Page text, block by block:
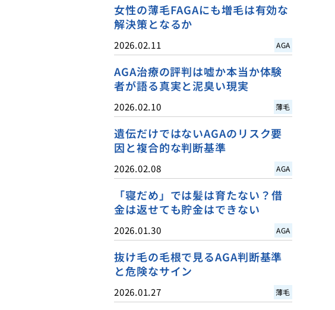
女性の薄毛FAGAにも増毛は有効な
解決策となるか
2026.02.11 AGA
AGA治療の評判は嘘か本当か体験
者が語る真実と泥臭い現実
2026.02.10 薄毛
遺伝だけではないAGAのリスク要
因と複合的な判断基準
2026.02.08 AGA
「寝だめ」では髪は育たない？借
金は返せても貯金はできない
2026.01.30 AGA
抜け毛の毛根で見るAGA判断基準
と危険なサイン
2026.01.27 薄毛